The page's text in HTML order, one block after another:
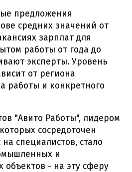
предложения
средних значений от
зарплат для
работы от года до
эксперты. Уровень
от региона
работы и конкретного
"Авито Работы", лидером
сосредоточен
специалистов, стало
и
объектов - на эту сферу